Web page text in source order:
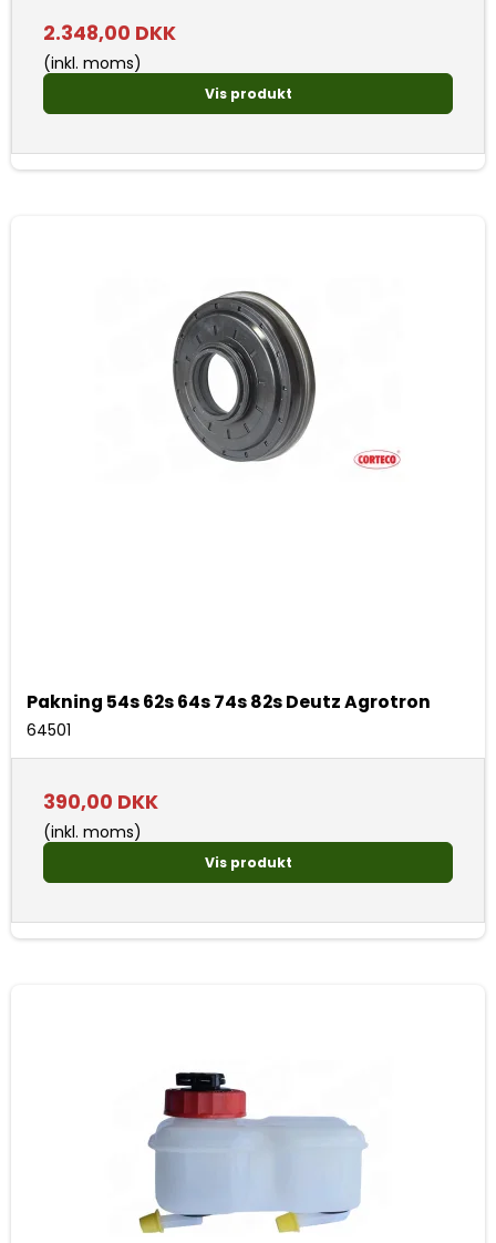
2.348,00 DKK
(inkl. moms)
Vis produkt
Pakning 54s 62s 64s 74s 82s Deutz Agrotron
64501
390,00 DKK
(inkl. moms)
Vis produkt